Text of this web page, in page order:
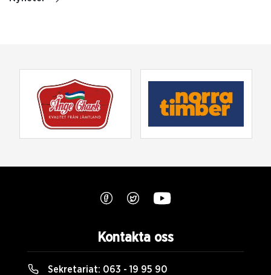
Kontakta oss
Sekretariat: 063 - 19 95 90